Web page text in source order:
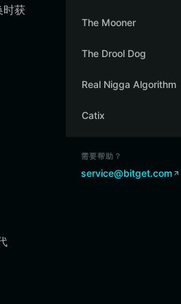
时获
The Mooner
The Drool Dog
Real Nigga Algorithm
Catix
需要帮助？
service@bitget.com